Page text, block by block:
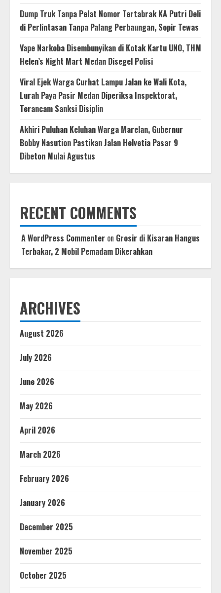
Dump Truk Tanpa Pelat Nomor Tertabrak KA Putri Deli
di Perlintasan Tanpa Palang Perbaungan, Sopir Tewas
Vape Narkoba Disembunyikan di Kotak Kartu UNO, THM
Helen’s Night Mart Medan Disegel Polisi
Viral Ejek Warga Curhat Lampu Jalan ke Wali Kota,
Lurah Paya Pasir Medan Diperiksa Inspektorat,
Terancam Sanksi Disiplin
Akhiri Puluhan Keluhan Warga Marelan, Gubernur
Bobby Nasution Pastikan Jalan Helvetia Pasar 9
Dibeton Mulai Agustus
RECENT COMMENTS
A WordPress Commenter on Grosir di Kisaran Hangus
Terbakar, 2 Mobil Pemadam Dikerahkan
ARCHIVES
August 2026
July 2026
June 2026
May 2026
April 2026
March 2026
February 2026
January 2026
December 2025
November 2025
October 2025